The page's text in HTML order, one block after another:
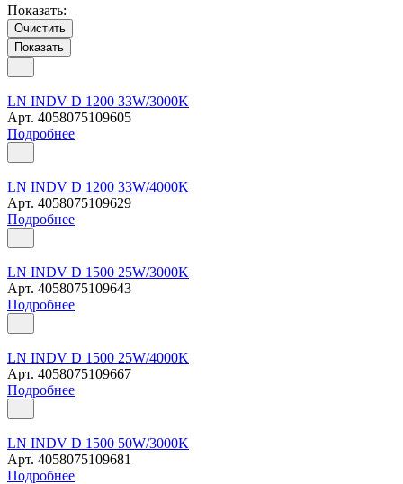
Показать:
Очистить
LN INDV D 1200 33W/3000K
Арт. 4058075109605
Подробнее
LN INDV D 1200 33W/4000K
Арт. 4058075109629
Подробнее
LN INDV D 1500 25W/3000K
Арт. 4058075109643
Подробнее
LN INDV D 1500 25W/4000K
Арт. 4058075109667
Подробнее
LN INDV D 1500 50W/3000K
Арт. 4058075109681
Подробнее